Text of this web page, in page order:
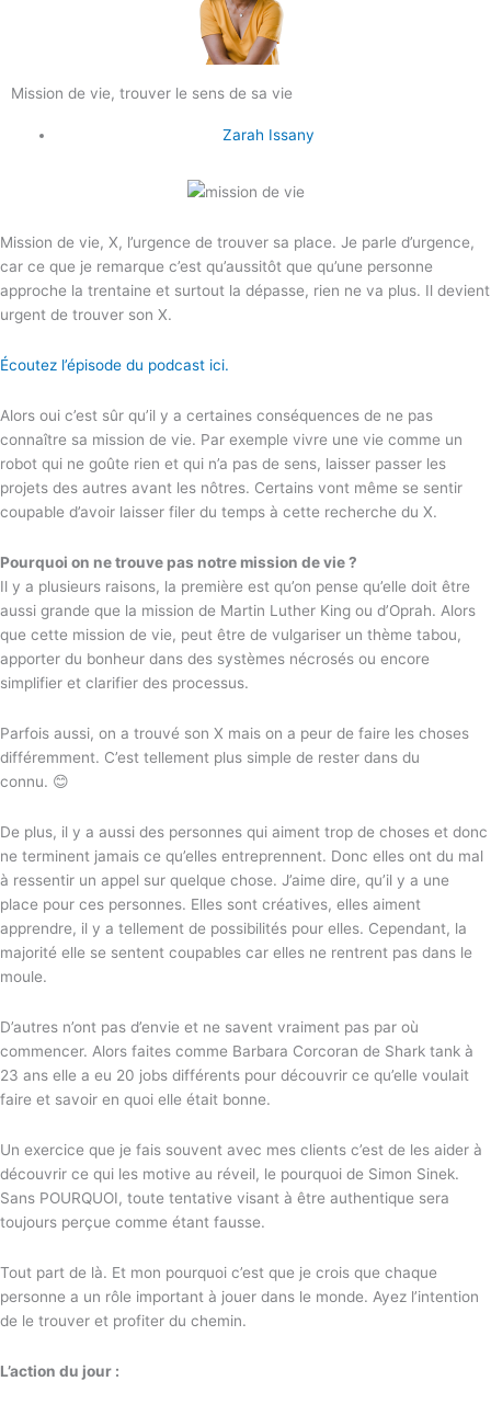
Mission de vie, trouver le sens de sa vie
Zarah Issany
Mission de vie, X, l’urgence de trouver sa place. Je parle d’urgence,
car ce que je remarque c’est qu’aussitôt que qu’une personne
approche la trentaine et surtout la dépasse, rien ne va plus. Il devient
urgent de trouver son X.
Écoutez l’épisode du podcast ici.
Alors oui c’est sûr qu’il y a certaines conséquences de ne pas
connaître sa mission de vie. Par exemple vivre une vie comme un
robot qui ne goûte rien et qui n’a pas de sens, laisser passer les
projets des autres avant les nôtres. Certains vont même se sentir
coupable d’avoir laisser filer du temps à cette recherche du X.
Pourquoi on ne trouve pas notre mission de vie ?
Il y a plusieurs raisons, la première est qu’on pense qu’elle doit être
aussi grande que la mission de Martin Luther King ou d’Oprah. Alors
que cette mission de vie, peut être de vulgariser un thème tabou,
apporter du bonheur dans des systèmes nécrosés ou encore
simplifier et clarifier des processus.
Parfois aussi, on a trouvé son X mais on a peur de faire les choses
différemment. C’est tellement plus simple de rester dans du
connu. 😊
De plus, il y a aussi des personnes qui aiment trop de choses et donc
ne terminent jamais ce qu’elles entreprennent. Donc elles ont du mal
à ressentir un appel sur quelque chose. J’aime dire, qu’il y a une
place pour ces personnes. Elles sont créatives, elles aiment
apprendre, il y a tellement de possibilités pour elles. Cependant, la
majorité elle se sentent coupables car elles ne rentrent pas dans le
moule.
D’autres n’ont pas d’envie et ne savent vraiment pas par où
commencer. Alors faites comme Barbara Corcoran de Shark tank à
23 ans elle a eu 20 jobs différents pour découvrir ce qu’elle voulait
faire et savoir en quoi elle était bonne.
Un exercice que je fais souvent avec mes clients c’est de les aider à
découvrir ce qui les motive au réveil, le pourquoi de Simon Sinek.
Sans POURQUOI, toute tentative visant à être authentique sera
toujours perçue comme étant fausse.
Tout part de là. Et mon pourquoi c’est que je crois que chaque
personne a un rôle important à jouer dans le monde. Ayez l’intention
de le trouver et profiter du chemin.
L’action du jour :